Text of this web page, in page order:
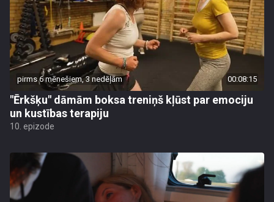
pirms 6 mēnešiem, 3 nedēļām 00:08:15
"Ērkšķu" dāmām boksa treniņš kļūst par emociju
un kustības terapiju
10. epizode